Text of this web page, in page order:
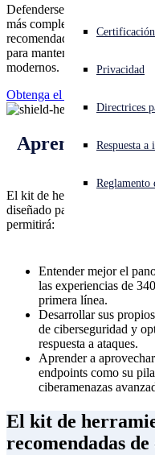
¿Está sufriendo un
Iniciar sesión
Open search
Español Open language
Privacidad
Directrices
Respuesta a
Reglamento
Defenderse de las
más complejo. Nuestro kit de
recomendadas de
para mantenerse un paso por
modernos.
Obtenga el kit de herramientas
Aprenda sobre
El kit de herramientas de
diseñado para ayudarle a
permitirá:
Entender mejor el
las experiencias de
primera línea.
Desarrollar sus
de ciberseguridad y
respuesta a ataques.
Aprender a
endpoints como su
ciberamenazas
El kit de
recomendadas